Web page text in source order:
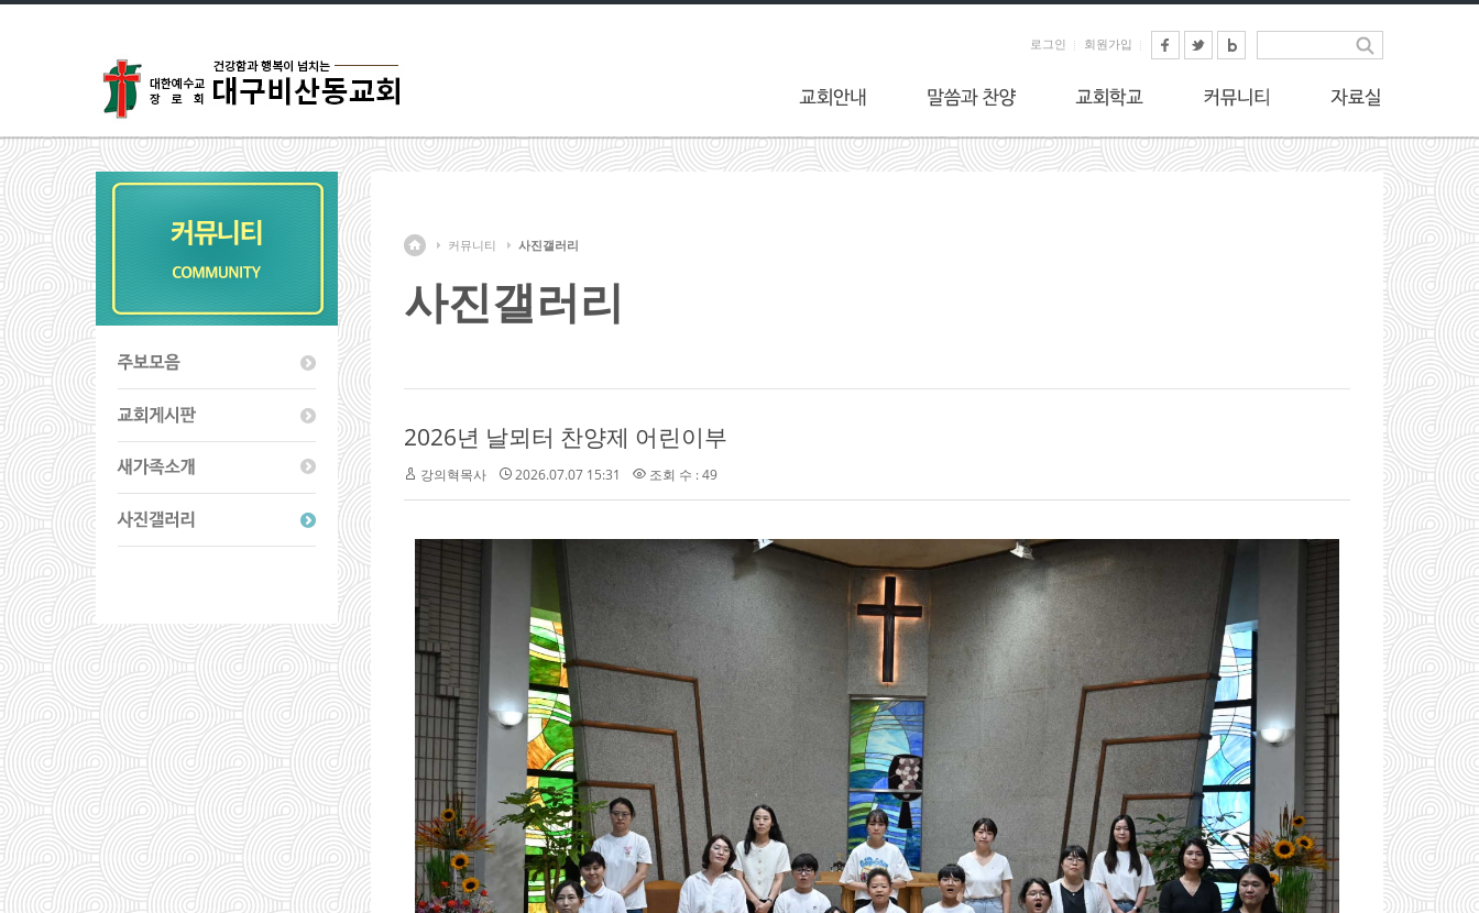
로그인 회원가입
커뮤니티 사진갤러리
사진갤러리
2026년 날뫼터 찬양제 어린이부
강의혁목사 2026.07.07 15:31 조회 수 : 49